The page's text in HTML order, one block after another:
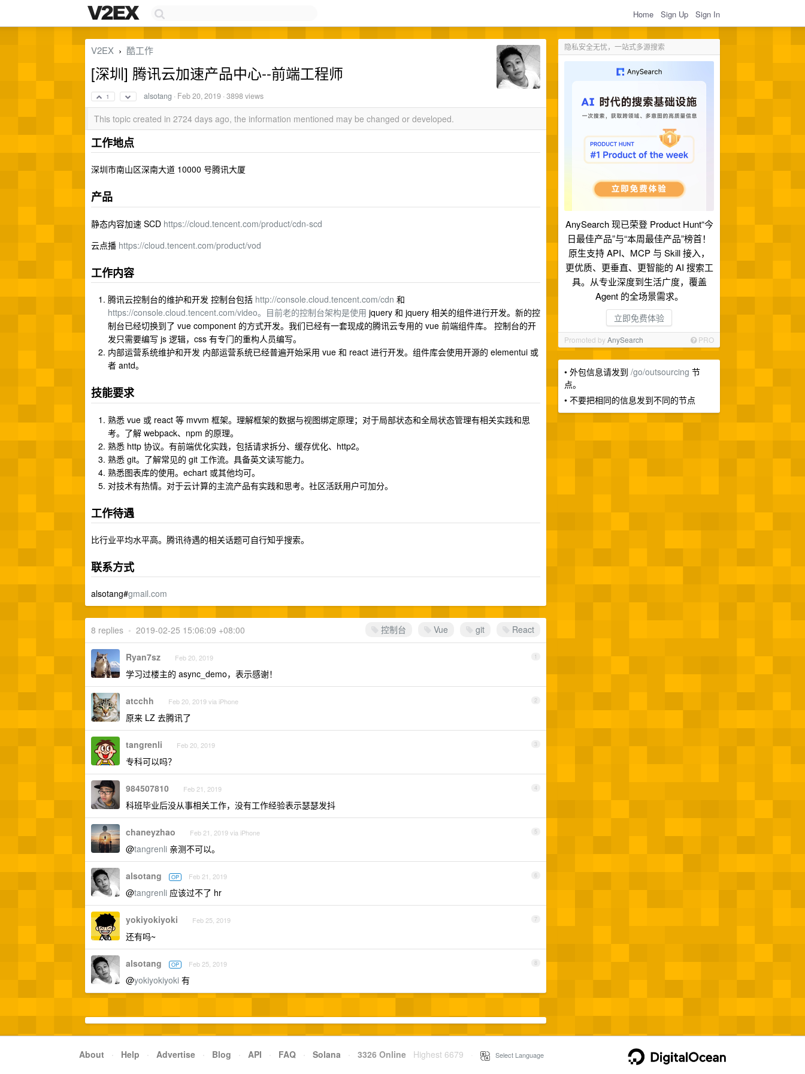
Home Sign Up Sign In
隐私安全无忧，一站式多源搜索
AnySearch 现已荣登 Product Hunt“今
日最佳产品”与“本周最佳产品”榜首！
原生支持 API、MCP 与 Skill 接入，
更优质、更垂直、更智能的 AI 搜索工
具。从专业深度到生活广度，覆盖
Agent 的全场景需求。
立即免费体验
Promoted byAnySearch PRO
• 外包信息请发到 /go/outsourcing 节
点。
• 不要把相同的信息发到不同的节点
V2EX › 酷工作
[深圳] 腾讯云加速产品中心--前端工程师
1 alsotang · Feb 20, 2019 · 3898 views
This topic created in 2724 days ago, the information mentioned may be changed or developed.
工作地点
深圳市南山区深南大道 10000 号腾讯大厦
产品
静态内容加速 SCD https://cloud.tencent.com/product/cdn-scd
云点播 https://cloud.tencent.com/product/vod
工作内容
腾讯云控制台的维护和开发 控制台包括 http://console.cloud.tencent.com/cdn 和
https://console.cloud.tencent.com/video。目前老的控制台架构是使用 jquery 和 jquery 相关的组件进行开发。新的控
制台已经切换到了 vue component 的方式开发。我们已经有一套现成的腾讯云专用的 vue 前端组件库。 控制台的开
发只需要编写 js 逻辑，css 有专门的重构人员编写。
内部运营系统维护和开发 内部运营系统已经普遍开始采用 vue 和 react 进行开发。组件库会使用开源的 elementui 或
者 antd。
技能要求
熟悉 vue 或 react 等 mvvm 框架。理解框架的数据与视图绑定原理；对于局部状态和全局状态管理有相关实践和思
考。了解 webpack、npm 的原理。
熟悉 http 协议。有前端优化实践，包括请求拆分、缓存优化、http2。
熟悉 git。了解常见的 git 工作流。具备英文读写能力。
熟悉图表库的使用。echart 或其他均可。
对技术有热情。对于云计算的主流产品有实践和思考。社区活跃用户可加分。
工作待遇
比行业平均水平高。腾讯待遇的相关话题可自行知乎搜索。
联系方式
alsotang#gmail.com
控制台 Vue git React
8 replies • 2019-02-25 15:06:09 +08:00
1
Ryan7sz Feb 20, 2019
学习过楼主的 async_demo，表示感谢！
2
atcchh Feb 20, 2019 via iPhone
原来 LZ 去腾讯了
3
tangrenli Feb 20, 2019
专科可以吗？
4
984507810 Feb 21, 2019
科班毕业后没从事相关工作，没有工作经验表示瑟瑟发抖
5
chaneyzhao Feb 21, 2019 via iPhone
@tangrenli 亲测不可以。
6
alsotang OP Feb 21, 2019
@tangrenli 应该过不了 hr
7
yokiyokiyoki Feb 25, 2019
还有吗~
8
alsotang OP Feb 25, 2019
@yokiyokiyoki 有
About · Help · Advertise · Blog · API · FAQ · Solana · 3326 Online Highest 6679 Select Language